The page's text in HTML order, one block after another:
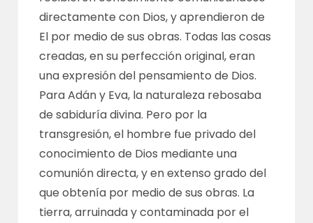
directamente con Dios, y aprendieron de
El por medio de sus obras. Todas las cosas
creadas, en su perfección original, eran
una expresión del pensamiento de Dios.
Para Adán y Eva, la naturaleza rebosaba
de sabiduría divina. Pero por la
transgresión, el hombre fue privado del
conocimiento de Dios mediante una
comunión directa, y en extenso grado del
que obtenía por medio de sus obras. La
tierra, arruinada y contaminada por el